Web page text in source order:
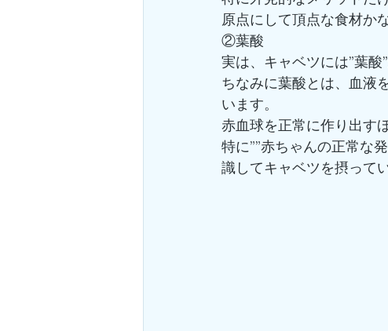
原点にして頂点な食材か
②葉酸
実は、キャベツには”葉酸
ちなみに葉酸とは、血液
います。
赤血球を正常に作り出す
特に””赤ちゃんの正常な
識してキャベツを摂って